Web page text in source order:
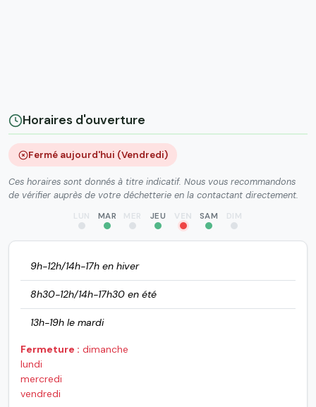
Horaires d'ouverture
Fermé aujourd'hui (Vendredi)
Ces horaires sont donnés à titre indicatif. Nous vous recommandons
de vérifier auprès de votre déchetterie en la contactant directement.
LUN MAR MER JEU VEN SAM DIM
9h-12h/14h-17h en hiver
8h30-12h/14h-17h30 en été
13h-19h le mardi
Fermeture : dimanche
lundi
mercredi
vendredi